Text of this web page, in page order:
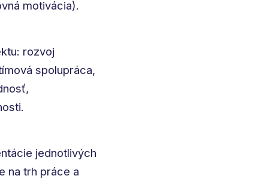
motivácia).
rozvoj
spolupráca,
jednotlivých
na trh práce a